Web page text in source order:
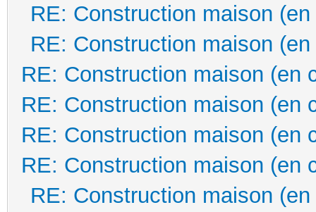
RE: Construction maison
RE: Construction maison
RE: Construction maison (en
RE: Construction maison (en
RE: Construction maison (en
RE: Construction maison (en
RE: Construction maison